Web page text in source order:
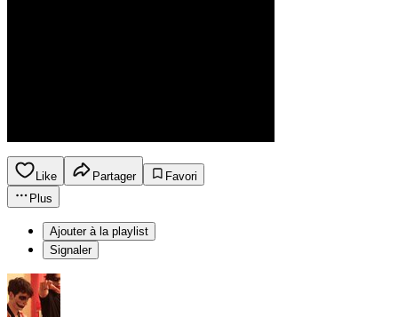
Like Partager
Favori
Plus
Ajouter à la playlist
Signaler